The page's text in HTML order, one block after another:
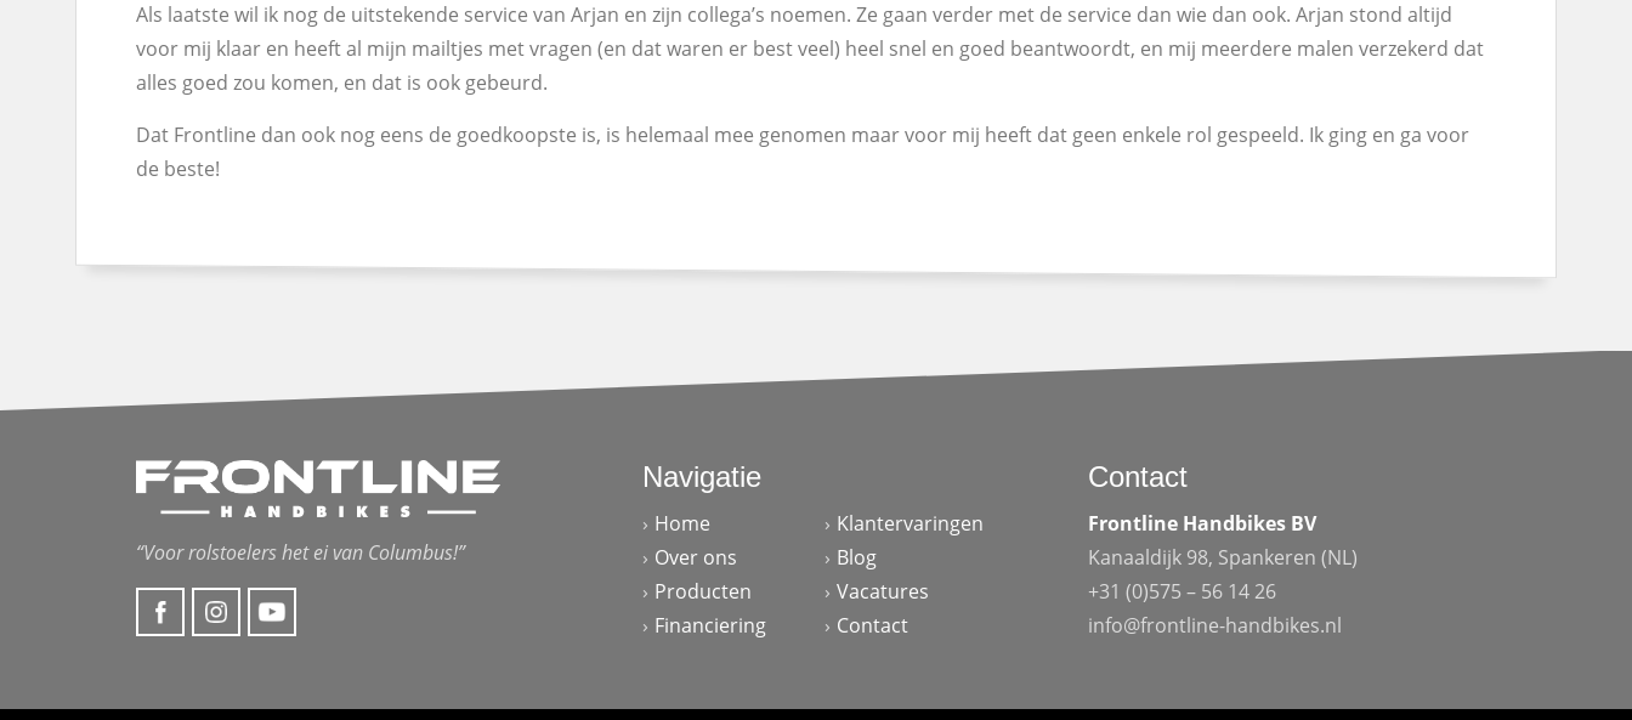
Als laatste wil ik nog de uitstekende service van Arjan en zijn collega’s noemen. Ze gaan verder met de service dan wie dan ook. Arjan stond altijd
voor mij klaar en heeft al mijn mailtjes met vragen (en dat waren er best veel) heel snel en goed beantwoordt, en mij meerdere malen verzekerd dat
alles goed zou komen, en dat is ook gebeurd.
Dat Frontline dan ook nog eens de goedkoopste is, is helemaal mee genomen maar voor mij heeft dat geen enkele rol gespeeld. Ik ging en ga voor
de beste!
“Voor rolstoelers het ei van Columbus!”
Navigatie
Home
Over ons
Producten
Financiering
Klantervaringen
Blog
Vacatures
Contact
Contact
Frontline Handbikes BV
Kanaaldijk 98, Spankeren (NL)
+31 (0)575 – 56 14 26
info@frontline-handbikes.nl